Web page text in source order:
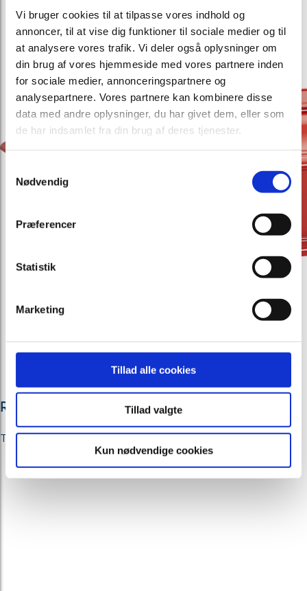
Vi bruger cookies til at tilpasse vores indhold og
annoncer, til at vise dig funktioner til sociale medier og til
at analysere vores trafik. Vi deler også oplysninger om
din brug af vores hjemmeside med vores partnere inden
for sociale medier, annonceringspartnere og
analysepartnere. Vores partnere kan kombinere disse
data med andre oplysninger, du har givet dem, eller som
de har indsamlet fra din brug af deres tjenester.
Nødvendig
Præferencer
Statistik
Marketing
Tillad alle cookies
Tillad valgte
Kun nødvendige cookies
Rød
Til begravelse